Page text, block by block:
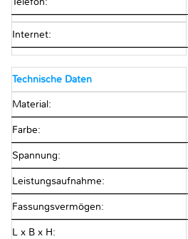
Internet:
Technische Daten
Material:
Farbe:
Spannung:
Leistungsaufnahme:
Fassungsvermögen:
L x B x H: